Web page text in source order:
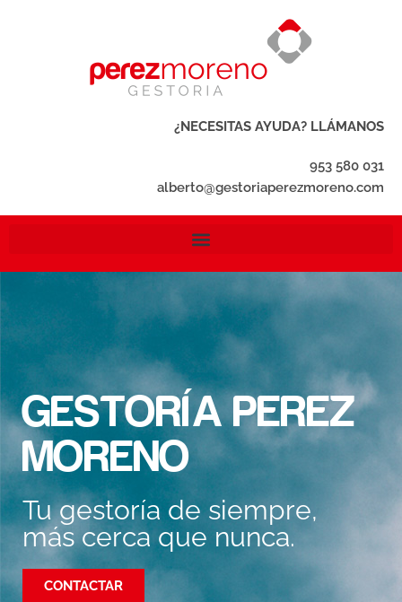
¿NECESITAS AYUDA? LLÁMANOS
953 580 031
alberto@gestoriaperezmoreno.com
GESTORÍA PEREZ
MORENO
Tu gestoría de siempre,
más cerca que nunca.
CONTACTAR